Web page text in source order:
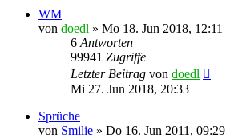
WM
von doedl » Mo 18. Jun 2018, 12:11
6 Antworten
99941 Zugriffe
Letzter Beitrag von doedl
Mi 27. Jun 2018, 20:33
Sprüche
von Smilie » Do 16. Jun 2011, 09:29